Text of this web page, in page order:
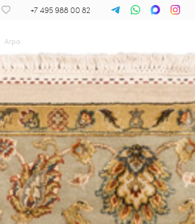
+7 495 988 00 82
Агра